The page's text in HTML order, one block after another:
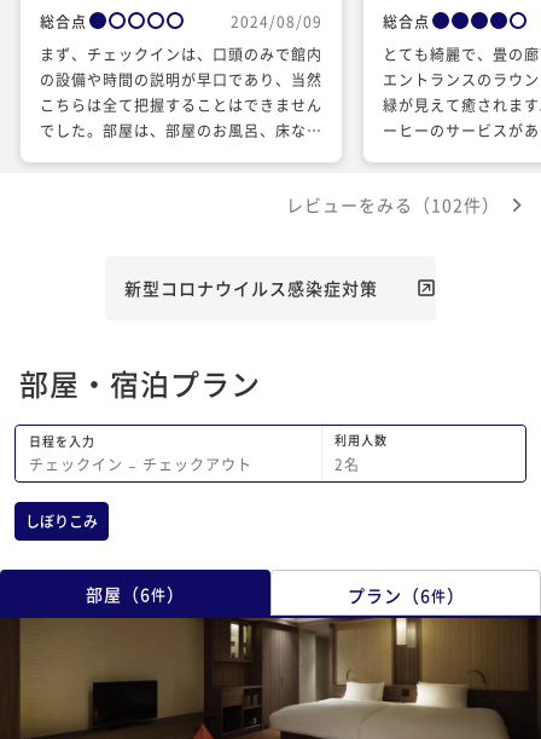
総合点
2024/08/09
まず、チェックインは、口頭のみで館内
の設備や時間の説明が早口であり、当然
こちらは全て把握することはできません
でした。部屋は、部屋のお風呂、床など
内された席は狭く、料理をとるエリア横
雑していて並んでましたが、順番通りで
う感想です。
総合点
とても綺麗で、畳の
エントランスのラウ
緑が見えて癒されま
ーヒー️のサービスが
で、追加が間に合わ
レビューをみる（102件）
新型コロナウイルス感染症対策
部屋・宿泊プラン
日程を入力
チェックイン − チェックアウト
利用人数
2名
しぼりこみ
部屋 （6件） プラン （6件）